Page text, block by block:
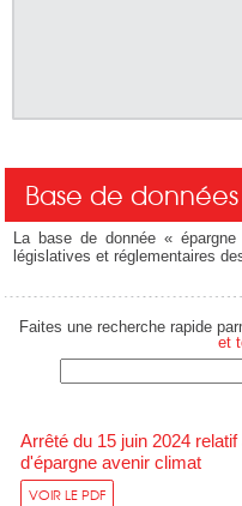
Base de
La base de donnée «
législatives et réglementaires
Faites une recherche rapide
et
Arrêté du 15 juin 2024
d'épargne avenir climat
VOIR LE PDF